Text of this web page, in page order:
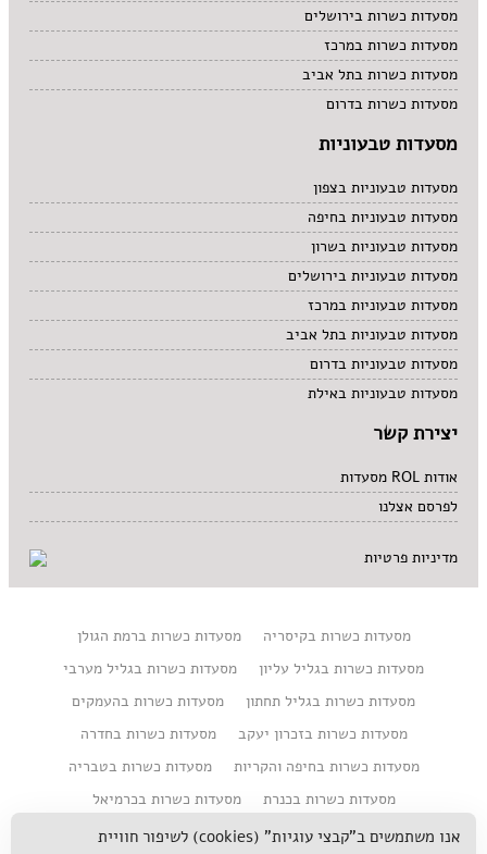
מסעדות כשרות בירושלים
מסעדות כשרות במרכז
מסעדות כשרות בתל אביב
מסעדות כשרות בדרום
מסעדות טבעוניות
מסעדות טבעוניות בצפון
מסעדות טבעוניות בחיפה
מסעדות טבעוניות בשרון
מסעדות טבעוניות בירושלים
מסעדות טבעוניות במרכז
מסעדות טבעוניות בתל אביב
מסעדות טבעוניות בדרום
מסעדות טבעוניות באילת
יצירת קשר
אודות ROL מסעדות
לפרסם אצלנו
מדיניות פרטיות
מסעדות כשרות בקיסריה
מסעדות כשרות ברמת הגולן
מסעדות כשרות בגליל עליון
מסעדות כשרות בגליל מערבי
מסעדות כשרות בגליל תחתון
מסעדות כשרות בהעמקים
מסעדות כשרות בזכרון יעקב
מסעדות כשרות בחדרה
מסעדות כשרות בחיפה והקריות
מסעדות כשרות בטבריה
מסעדות כשרות בכנרת
מסעדות כשרות בכרמיאל
מסעדות כשרות במושבים בצפון
מסעדות כשרות בנהריה
אנו משתמשים ב"קבצי עוגיות" (cookies) לשיפור חוויית